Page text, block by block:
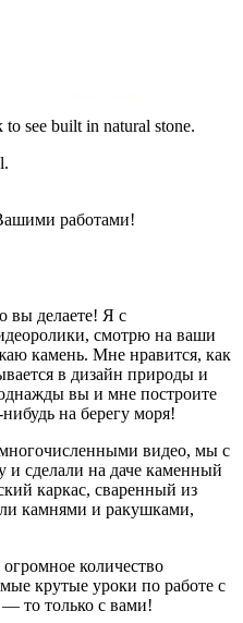
see built in natural stone.
работами!
вы делаете! Я с
смотрю на ваши
камень. Мне нравится, как
в дизайн природы и
вы и мне построите
на берегу моря!
видео, мы с
сделали на даче каменный
каркас, сваренный из
камнями и ракушками,
количество
крутые уроки по работе с
то только с вами!